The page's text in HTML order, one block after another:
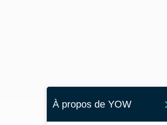
À propos de YOW